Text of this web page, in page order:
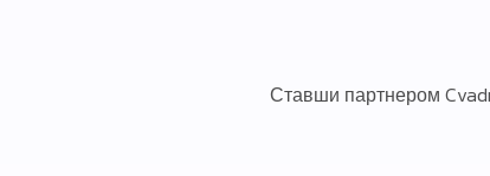
Ставши партнером